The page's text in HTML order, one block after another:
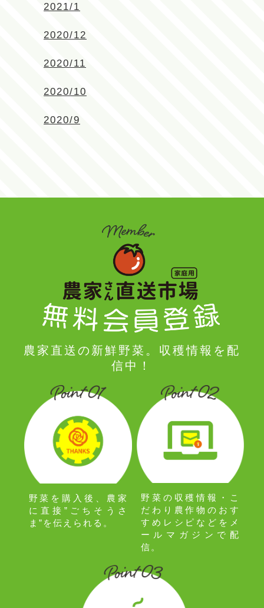
2021/1
2020/12
2020/11
2020/10
2020/9
農家直送の新鮮野菜。収穫情報を配
信中！
野菜を購入後、農家
に直接”ごちそうさ
ま”を伝えられる。
野菜の収穫情報・こ
だわり農作物のおす
すめレシピなどをメ
ールマガジンで配
信。